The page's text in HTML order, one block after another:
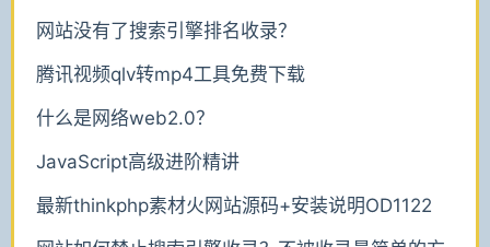
网站没有了搜索引擎排名收录？
腾讯视频qlv转mp4工具免费下载
什么是网络web2.0？
JavaScript高级进阶精讲
最新thinkphp素材火网站源码+安装说明OD1122